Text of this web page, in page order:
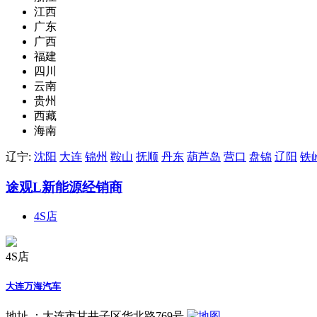
江西
广东
广西
福建
四川
云南
贵州
西藏
海南
辽宁: 沈阳 大连 锦州 鞍山 抚顺 丹东 葫芦岛 营口 盘锦 辽阳 铁
途观L新能源经销商
4S店
4S店
大连万海汽车